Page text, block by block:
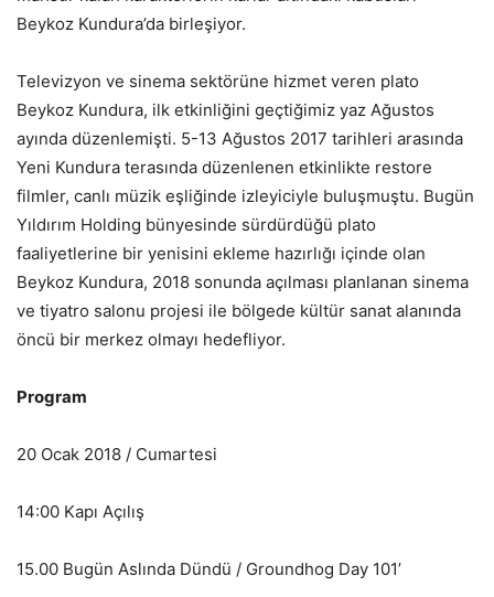
Beykoz Kundura’da birleşiyor.
Televizyon ve sinema sektörüne hizmet veren plato
Beykoz Kundura, ilk etkinliğini geçtiğimiz yaz Ağustos
ayında düzenlemişti. 5-13 Ağustos 2017 tarihleri arasında
Yeni Kundura terasında düzenlenen etkinlikte restore
filmler, canlı müzik eşliğinde izleyiciyle buluşmuştu. Bugün
Yıldırım Holding bünyesinde sürdürdüğü plato
faaliyetlerine bir yenisini ekleme hazırlığı içinde olan
Beykoz Kundura, 2018 sonunda açılması planlanan sinema
ve tiyatro salonu projesi ile bölgede kültür sanat alanında
öncü bir merkez olmayı hedefliyor.
Program
20 Ocak 2018 / Cumartesi
14:00 Kapı Açılış
15.00 Bugün Aslında Dündü / Groundhog Day 101’